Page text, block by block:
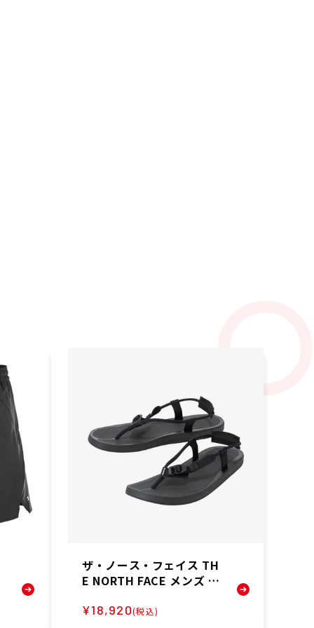
ザ・ノース・フェイス TH
E NORTH FACE メンズ T
4-KK 26SS
¥18,920(税込)